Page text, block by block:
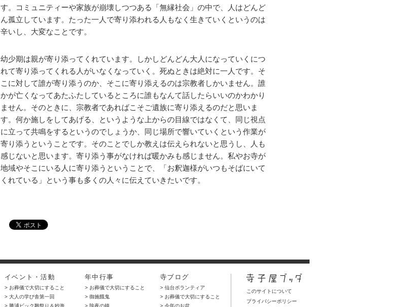
す。コミュニティーや家族が崩壊しつつある「無縁社会」の中で、人はどんど
ん孤立しています。たった一人で寄り添われる人もなく生きていくというのは
辛いし、大変なことです。
幼少期は親が寄り添ってくれています。しかしどんどん大人になっていくにつ
れて寄り添ってくれる人がいなくなっていく。死ぬときは絶対に一人です。そ
こに対して誰が寄り添うのか、そこに寄り添えるのは宗教者しかいません。誰
かが亡くなってあたふたしているところに誰もなんて話したらいいのかわかり
ません。そのときに、宗教者であればこそご遺族に寄り添えるのだと思いま
す。何か施しをしてあげる、というような上からの目線ではなくて、同じ視点
に立って共鳴をするというのでしょうか、同じ場所で響いていくという作業が
寄り添うということです。そのことでしか教えは伝えられないと思うし、人も
感じないと思います。寄り添う事がなければ暖かみも感じません。私やお寺が
地域やそこにいる人に寄り添うということで、「お釈迦様がいつもそばにいて
くれている」という事も多くの人々に伝えていきたいです。
イベント・活動
> お葬儀で大切にすること
> 大人の学び舎第一回
> 勝浦ビック雛祭り＆妙海…
年中行事
> お葬儀で大切にすること
> 御施餓鬼
> 除夜の鐘
寺ブログ
> 仙台ボランティア
> お葬儀で大切にすること
> 今年のお盆
このサイトについて
プライバシーポリシー